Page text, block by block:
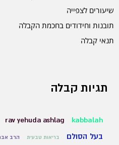
שיעורים לצפייה
תובנות וחידודים בחכמת הקבלה
תנאי קבלה
תגיות קבלה
kabbalah
rav yehuda ashlag
בעל הסולם בריאות טבעית הרב